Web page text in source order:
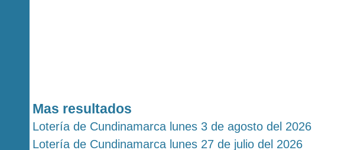
Mas resultados
Lotería de Cundinamarca lunes 3 de agosto del 2026
Lotería de Cundinamarca lunes 27 de julio del 2026